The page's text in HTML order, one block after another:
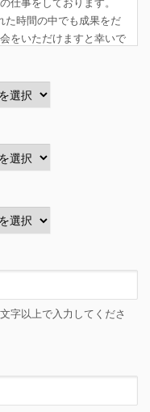
た時間の中でも成果をだ
をいただけますと幸いで
、財務諸表の作成補助、
作業の効率化や業務改善
活動をしています。
計業界に興味が湧き、
どあればぜひやってみた
字以上で入力してくださ